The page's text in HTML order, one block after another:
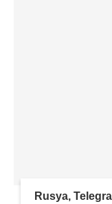
Rusya,